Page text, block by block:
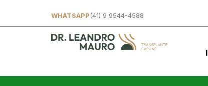
WHATSAPP(41) 9 9544-4588